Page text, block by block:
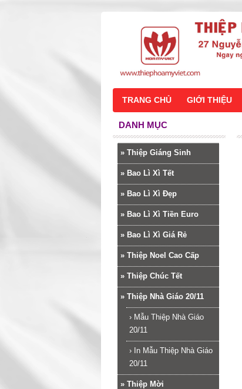
DANH MỤC
» Thiệp Giáng Sinh
» Bao Lì Xì Tết
» Bao Lì Xì Đẹp
» Bao Lì Xì Tiền Euro
» Bao Lì Xì Giá Rẻ
» Thiệp Noel Cao Cấp
» Thiệp Chúc Tết
» Thiệp Nhà Giáo 20/11
› Mẫu Thiệp Nhà Giáo
20/11
› In Mẫu Thiệp Nhà Giáo
20/11
» Thiệp Mời
TRANG CHỦ GIỚI THIỆU